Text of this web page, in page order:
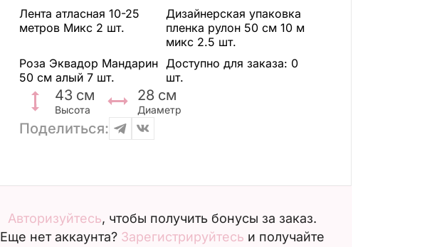
Лента атласная 10-25
метров Микс 2 шт.
Дизайнерская упаковка
пленка рулон 50 см 10 м
микс 2.5 шт.
Роза Эквадор Мандарин
50 см алый 7 шт.
Доступно для заказа: 0
шт.
43 см
Высота
28 см
Диаметр
Поделиться:
Авторизуйтесь, чтобы получить бонусы за заказ.
Еще нет аккаунта? Зарегистрируйтесь и получайте